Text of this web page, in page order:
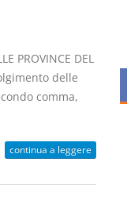
PROVINCE DEL
delle
comma,
continua a leggere